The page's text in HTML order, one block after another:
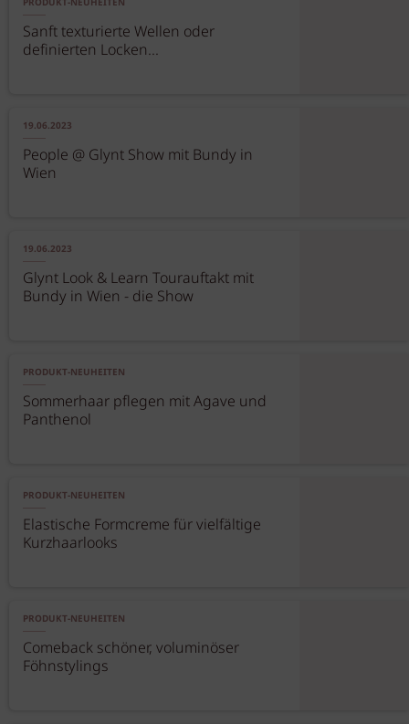
Sanft texturierte Wellen oder
definierten Locken...
19.06.2023
People @ Glynt Show mit Bundy in
Wien
19.06.2023
Glynt Look & Learn Tourauftakt mit
Bundy in Wien - die Show
PRODUKT-NEUHEITEN
Sommerhaar pflegen mit Agave und
Panthenol
PRODUKT-NEUHEITEN
Elastische Formcreme für vielfältige
Kurzhaarlooks
PRODUKT-NEUHEITEN
Comeback schöner, voluminöser
Föhnstylings